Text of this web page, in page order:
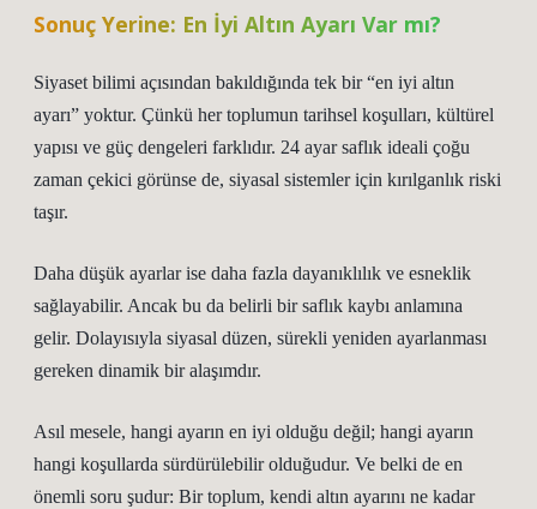
Sonuç Yerine: En İyi Altın Ayarı Var mı?
Siyaset bilimi açısından bakıldığında tek bir “en iyi altın
ayarı” yoktur. Çünkü her toplumun tarihsel koşulları, kültürel
yapısı ve güç dengeleri farklıdır. 24 ayar saflık ideali çoğu
zaman çekici görünse de, siyasal sistemler için kırılganlık riski
taşır.
Daha düşük ayarlar ise daha fazla dayanıklılık ve esneklik
sağlayabilir. Ancak bu da belirli bir saflık kaybı anlamına
gelir. Dolayısıyla siyasal düzen, sürekli yeniden ayarlanması
gereken dinamik bir alaşımdır.
Asıl mesele, hangi ayarın en iyi olduğu değil; hangi ayarın
hangi koşullarda sürdürülebilir olduğudur. Ve belki de en
önemli soru şudur: Bir toplum, kendi altın ayarını ne kadar